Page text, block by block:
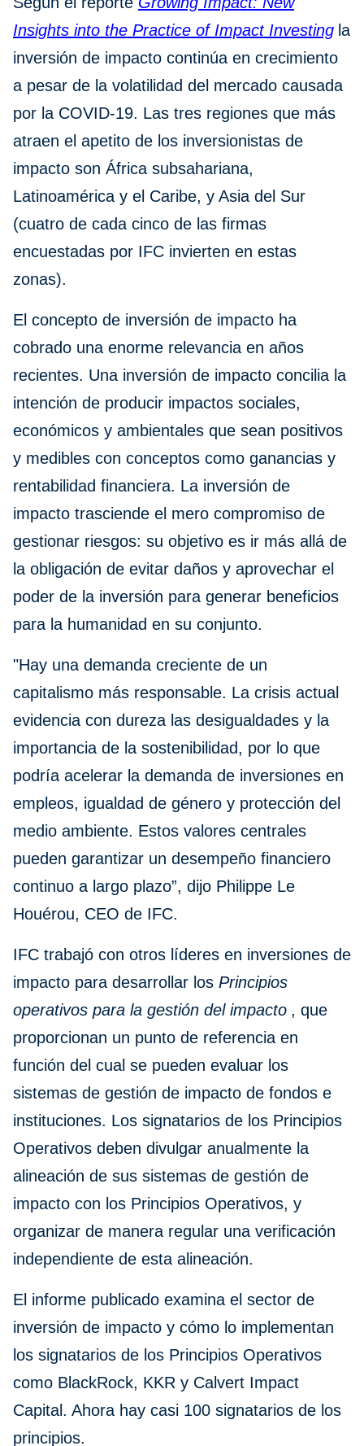
Insights into the Practice of Impact Investing la
inversión de impacto continúa en crecimiento
a pesar de la volatilidad del mercado causada
por la COVID-19. Las tres regiones que más
atraen el apetito de los inversionistas de
impacto son África subsahariana,
Latinoamérica y el Caribe, y Asia del Sur
(cuatro de cada cinco de las firmas
encuestadas por IFC invierten en estas
zonas).
El concepto de inversión de impacto ha
cobrado una enorme relevancia en años
recientes. Una inversión de impacto concilia la
intención de producir impactos sociales,
económicos y ambientales que sean positivos
y medibles con conceptos como ganancias y
rentabilidad financiera. La inversión de
impacto trasciende el mero compromiso de
gestionar riesgos: su objetivo es ir más allá de
la obligación de evitar daños y aprovechar el
poder de la inversión para generar beneficios
para la humanidad en su conjunto.
"Hay una demanda creciente de un
capitalismo más responsable. La crisis actual
evidencia con dureza las desigualdades y la
importancia de la sostenibilidad, por lo que
podría acelerar la demanda de inversiones en
empleos, igualdad de género y protección del
medio ambiente. Estos valores centrales
pueden garantizar un desempeño financiero
continuo a largo plazo”, dijo Philippe Le
Houérou, CEO de IFC.
IFC trabajó con otros líderes en inversiones de
impacto para desarrollar los Principios
operativos para la gestión del impacto , que
proporcionan un punto de referencia en
función del cual se pueden evaluar los
sistemas de gestión de impacto de fondos e
instituciones. Los signatarios de los Principios
Operativos deben divulgar anualmente la
alineación de sus sistemas de gestión de
impacto con los Principios Operativos, y
organizar de manera regular una verificación
independiente de esta alineación.
El informe publicado examina el sector de
inversión de impacto y cómo lo implementan
los signatarios de los Principios Operativos
como BlackRock, KKR y Calvert Impact
Capital. Ahora hay casi 100 signatarios de los
principios.